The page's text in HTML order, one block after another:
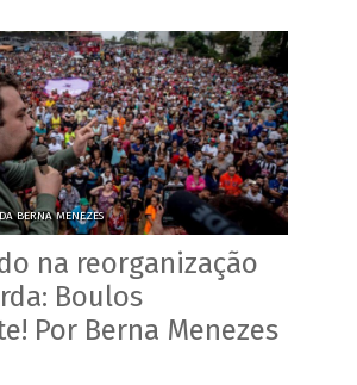
BERNA MENEZES
na reorganização
Boulos
Por Berna Menezes